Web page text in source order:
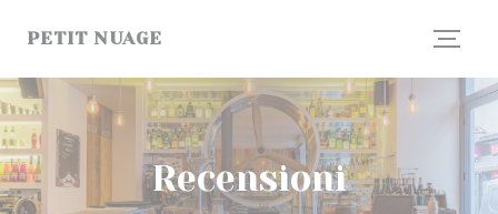
PETIT NUAGE
Recensioni